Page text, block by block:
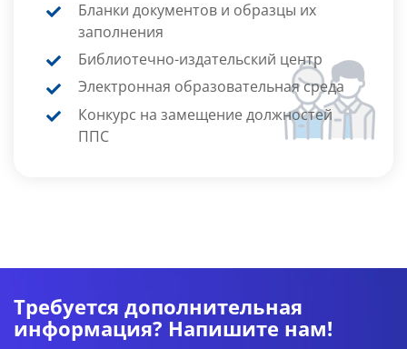
Бланки документов и образцы их
заполнения
Библиотечно-издательский центр
Электронная образовательная среда
Конкурс на замещение должностей
ППС
Требуется дополнительная
информация? Напишите нам!